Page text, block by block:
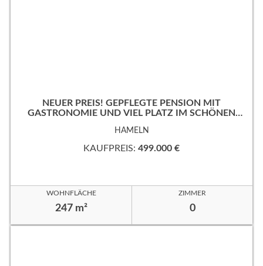
NEUER PREIS! GEPFLEGTE PENSION MIT
GASTRONOMIE UND VIEL PLATZ IM SCHÖNEN
HAMELN
KAUFPREIS: 499.000 €
WOHNFLÄCHE
247 m²
ZIMMER
0